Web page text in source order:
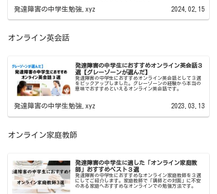
発達障害の中学生勉強.xyz 2024.02.15
オンライン英会話
発達障害の中学生におすすめオンライン英会話３
選【グレーゾーンが選んだ】
発達障害の中学生におすすめオンライン英会話として３選
をピックアップしました。グレーゾーンの経験から本当の
意味でおすすめといえるオンライン英会話です。
発達障害の中学生勉強.xyz 2023.03.13
オンライン家庭教師
発達障害の中学生に適した「オンライン家庭教
師」おすすめベスト３選
発達障害の中学生におすすめなオンライン家庭教師を３選
にしてご紹介します。家庭教師で「講師との対面」に不安
のある家庭へおすすめなオンラインでの勉強方法です。